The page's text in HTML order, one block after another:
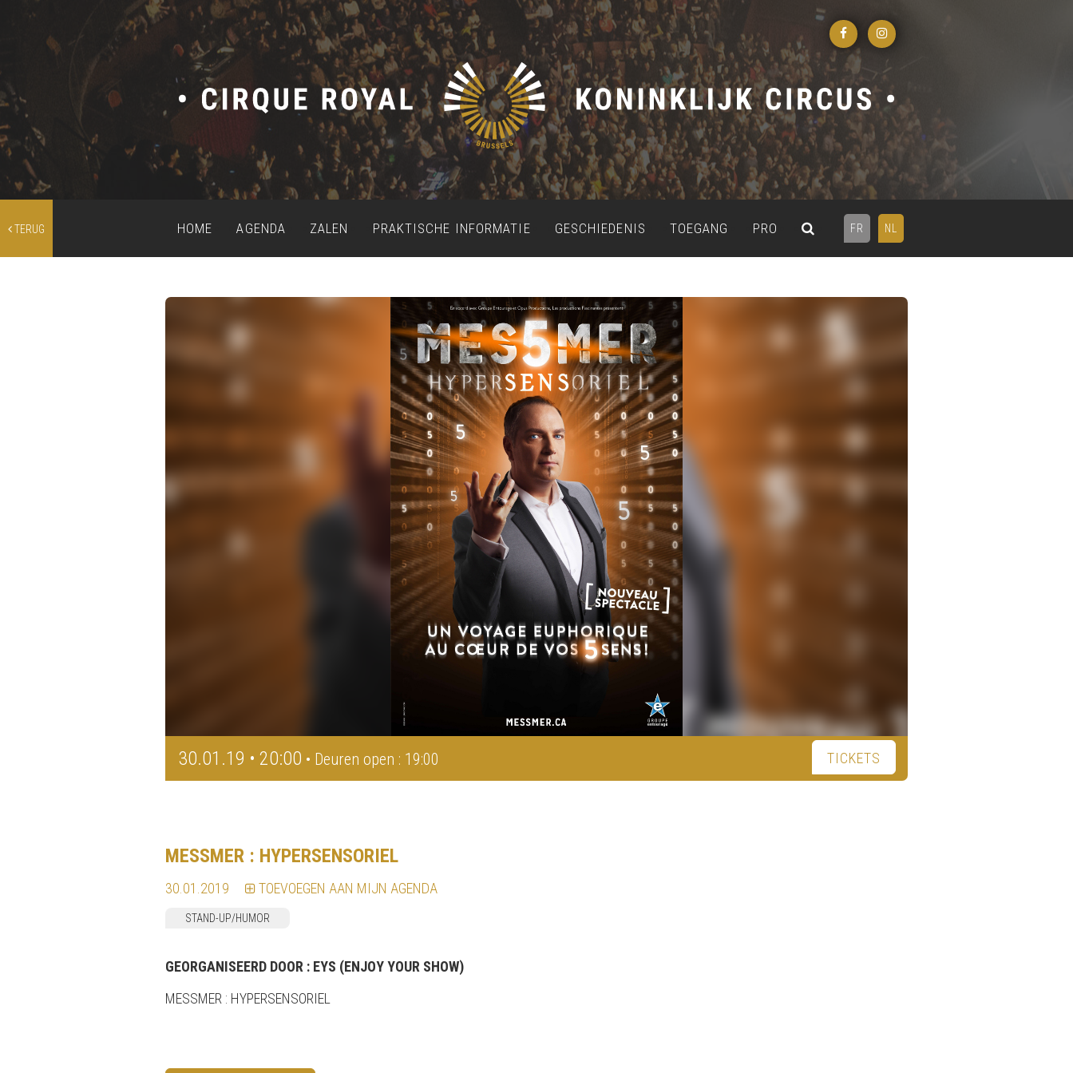
TERUG FR NL
HOME AGENDA ZALEN PRAKTISCHE INFORMATIE GESCHIEDENIS TOEGANG PRO
30.01.19 • 20:00 • Deuren open : 19:00 TICKETS
MESSMER : HYPERSENSORIEL
30.01.2019 TOEVOEGEN AAN MIJN AGENDA
STAND-UP/HUMOR
GEORGANISEERD DOOR : EYS (ENJOY YOUR SHOW)
MESSMER : HYPERSENSORIEL